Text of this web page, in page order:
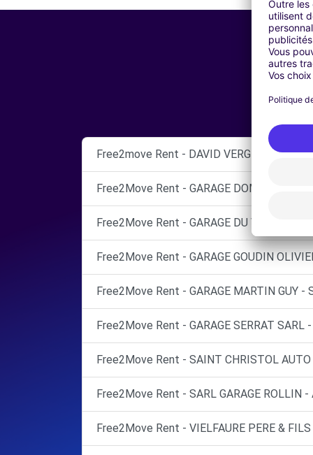
Free2move Rent - DAVID VERGNON
Free2Move Rent - GARAGE DOMITIA -
Free2Move Rent - GARAGE DU VIDOURLE
Free2Move Rent - GARAGE GOUDIN
Free2Move Rent - GARAGE MARTIN GUY -
Free2Move Rent - GARAGE SERRAT SARL
Free2Move Rent - SAINT CHRISTOL
Free2Move Rent - SARL GARAGE ROLLIN -
Free2Move Rent - VIELFAURE PERE &